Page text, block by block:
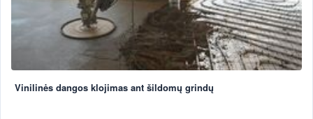
Vinilinės dangos klojimas ant šildomų grindų